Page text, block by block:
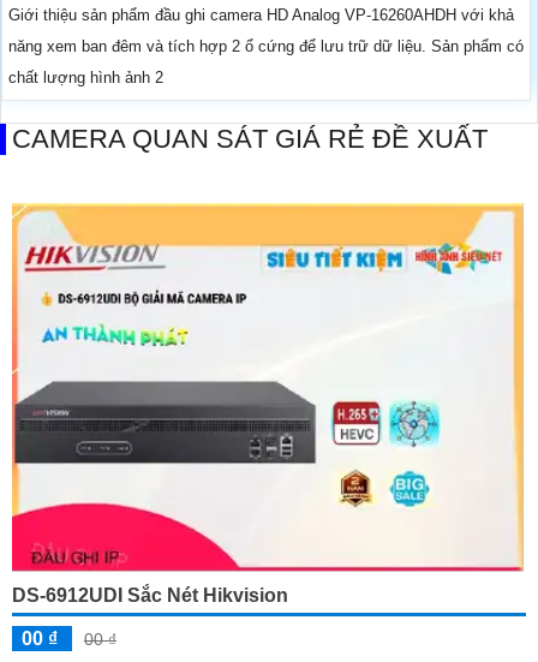
Giới thiệu sản phẩm đầu ghi camera HD Analog VP-16260AHDH với khả
năng xem ban đêm và tích hợp 2 ổ cứng để lưu trữ dữ liệu. Sản phẩm có
chất lượng hình ảnh 2
CAMERA QUAN SÁT GIÁ RẺ ĐỀ XUẤT
DS-6912UDI Sắc Nét Hikvision
00 ₫ 00 ₫